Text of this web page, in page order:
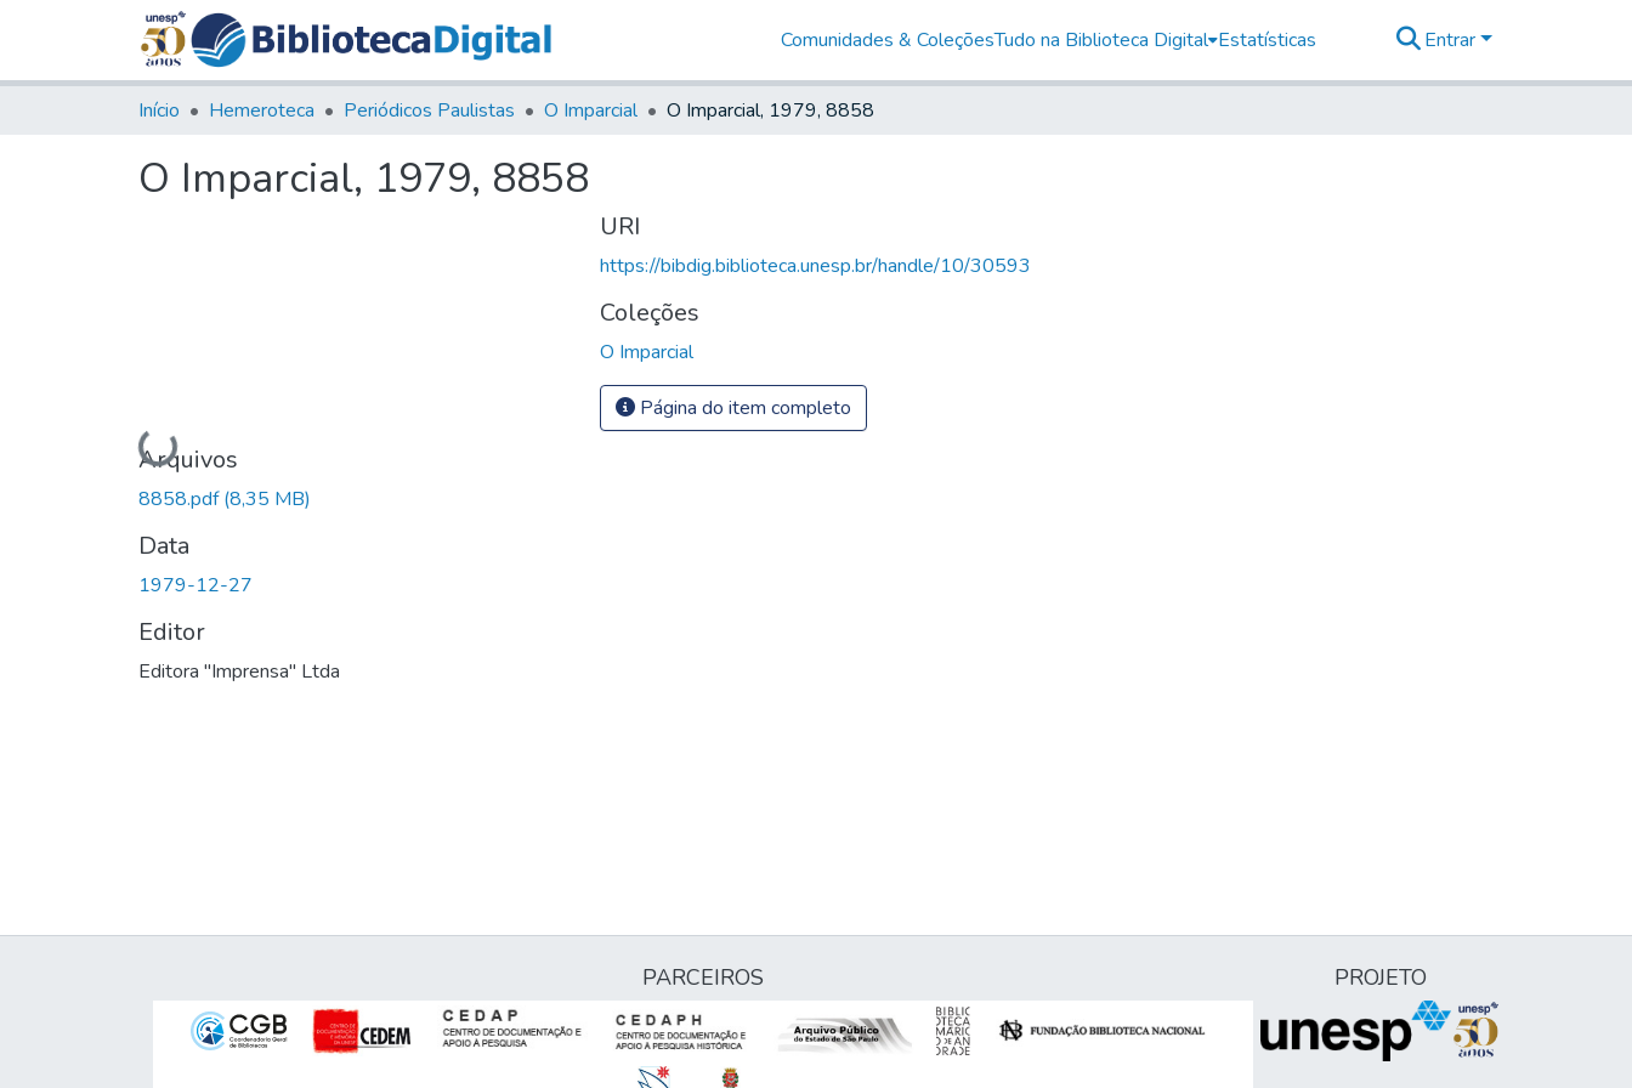
Comunidades & ColeçõesTudo na Biblioteca Digital Estatísticas Entrar
Início Hemeroteca Periódicos Paulistas O Imparcial O Imparcial, 1979, 8858
O Imparcial, 1979, 8858
Carregando...
Arquivos
8858.pdf(8,35 MB)
Data
1979-12-27
Editor
Editora "Imprensa" Ltda
URI
https://bibdig.biblioteca.unesp.br/handle/10/30593
Coleções
O Imparcial
Página do item completo
PARCEIROS PROJETO